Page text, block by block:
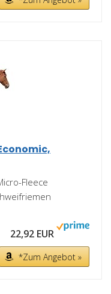
Fleece
22,92 EUR
*Zum Angebot »